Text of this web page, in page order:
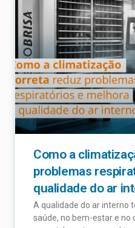
Como a
problemas
qualidade do ar
A qualidade do ar interno
saúde, no bem-estar e no